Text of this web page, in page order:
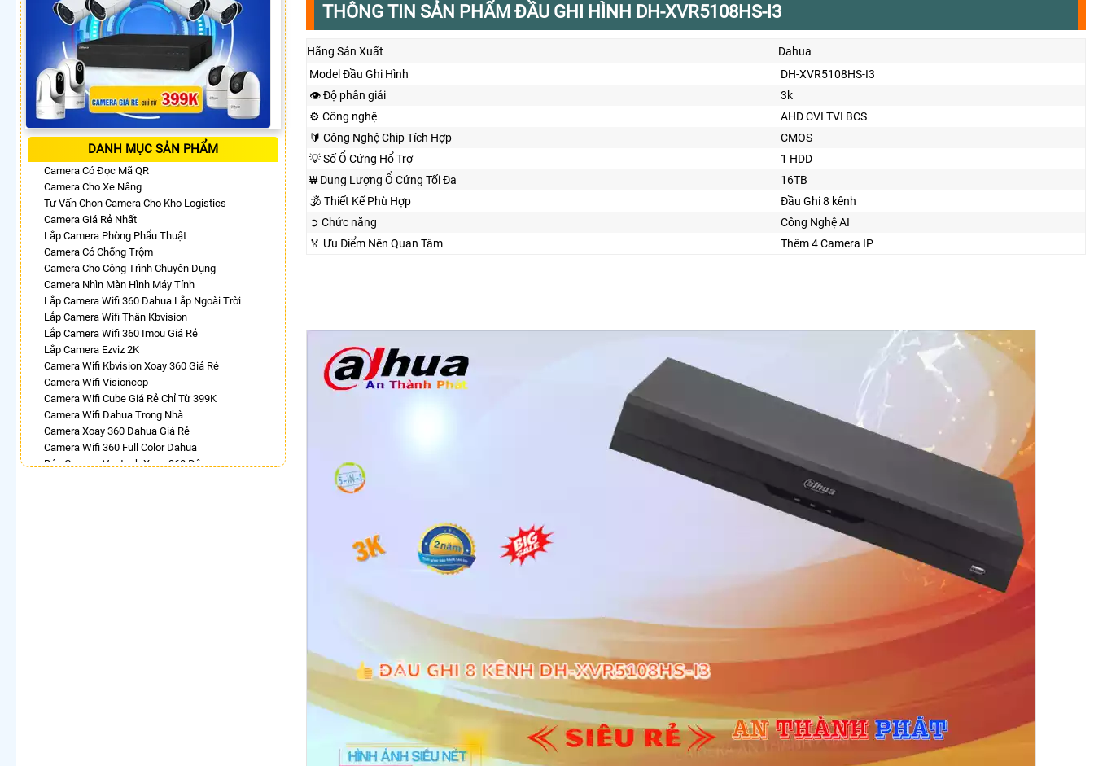
DANH MỤC SẢN PHẨM
Camera Có Đọc Mã QR
Camera Cho Xe Nâng
Tư Vấn Chọn Camera Cho Kho Logistics
Camera Giá Rẻ Nhất
Lắp Camera Phòng Phẩu Thuật
Camera Có Chống Trộm
Camera Cho Công Trình Chuyên Dụng
Camera Nhìn Màn Hình Máy Tính
Lắp Camera Wifi 360 Dahua Lắp Ngoài Trời
Lắp Camera Wifi Thân Kbvision
Lắp Camera Wifi 360 Imou Giá Rẻ
Lắp Camera Ezviz 2K
Camera Wifi Kbvision Xoay 360 Giá Rẻ
Camera Wifi Visioncop
Camera Wifi Cube Giá Rẻ Chỉ Từ 399K
Camera Wifi Dahua Trong Nhà
Camera Xoay 360 Dahua Giá Rẻ
Camera Wifi 360 Full Color Dahua
Bán Camera Vantech Xoay 360 Độ
THÔNG TIN SẢN PHẨM ĐẦU GHI HÌNH DH-XVR5108HS-I3
Hãng Sản Xuất
Dahua
Model Đầu Ghi Hình
DH-XVR5108HS-I3
👁 Độ phân giải
3k
⚙ Công nghệ
AHD CVI TVI BCS
🔰 Công Nghệ Chip Tích Hợp
CMOS
💡 Số Ổ Cứng Hổ Trợ
1 HDD
₩ Dung Lượng Ổ Cứng Tối Đa
16TB
🕉️ Thiết Kế Phù Hợp
Đầu Ghi 8 kênh
➲ Chức năng
Công Nghệ AI
️🏅️ Ưu Điểm Nên Quan Tâm
Thêm 4 Camera IP